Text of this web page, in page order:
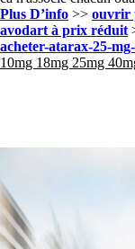
Plus D’info >> ouvrir
avodart à prix réduit
acheter-atarax-25-
10mg 18mg 25mg